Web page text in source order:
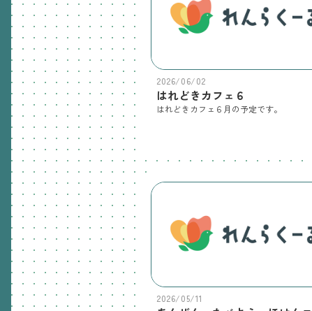
2026/06/02
はれどきカフェ６
はれどきカフェ６月の予定です。
2026/05/11